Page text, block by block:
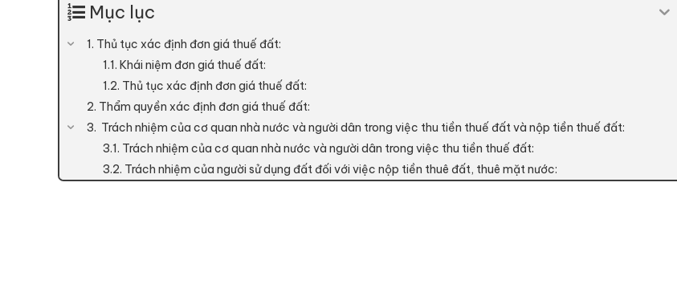
Mục lục
1. Thủ tục xác định đơn giá thuế đất:
1.1. Khái niệm đơn giá thuế đất:
1.2. Thủ tục xác định đơn giá thuế đất:
2. Thẩm quyền xác định đơn giá thuế đất:
3. Trách nhiệm của cơ quan nhà nước và người dân trong việc thu tiền thuế đất và nộp tiền thuế đất:
3.1. Trách nhiệm của cơ quan nhà nước và người dân trong việc thu tiền thuế đất:
3.2. Trách nhiệm của người sử dụng đất đối với việc nộp tiền thuê đất, thuê mặt nước: